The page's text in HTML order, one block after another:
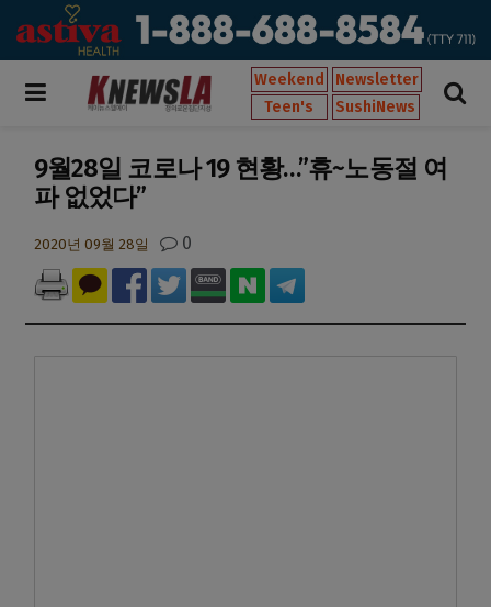
Weekend
Newsletter
Teen's
SushiNews
9월28일 코로나 19 현황…”휴~노동절 여
파 없었다”
2020년 09월 28일 0